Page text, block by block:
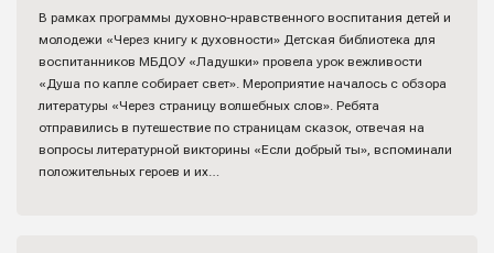
В рамках программы духовно-нравственного воспитания детей и
молодежи «Через книгу к духовности» Детская библиотека для
воспитанников МБДОУ «Ладушки» провела урок вежливости
«Душа по капле собирает свет». Мероприятие началось с обзора
литературы «Через страницу волшебных слов». Ребята
отправились в путешествие по страницам сказок, отвечая на
вопросы литературной викторины «Если добрый ты», вспоминали
положительных героев и их…